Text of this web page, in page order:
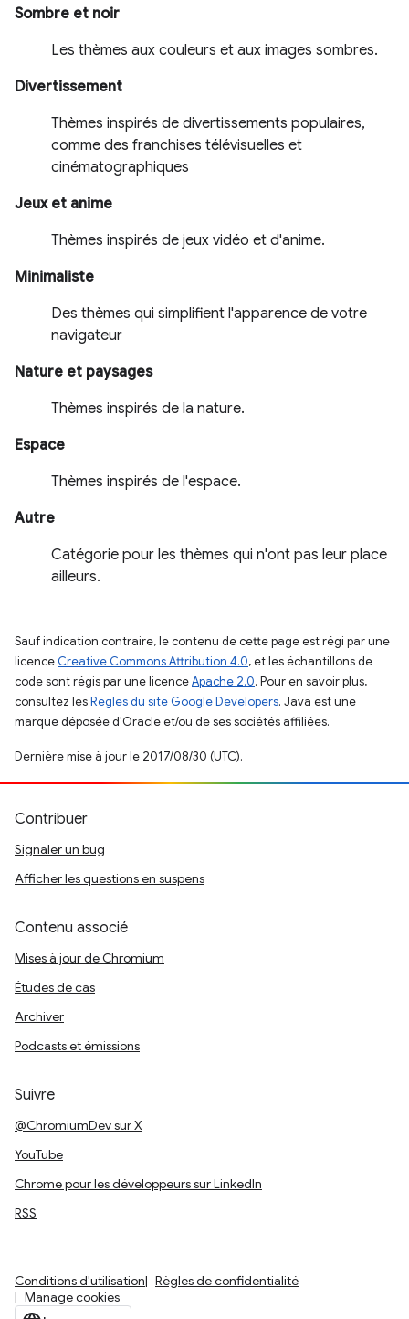
Sombre et noir
Les thèmes aux couleurs et aux images sombres.
Divertissement
Thèmes inspirés de divertissements populaires,
comme des franchises télévisuelles et
cinématographiques
Jeux et anime
Thèmes inspirés de jeux vidéo et d'anime.
Minimaliste
Des thèmes qui simplifient l'apparence de votre
navigateur
Nature et paysages
Thèmes inspirés de la nature.
Espace
Thèmes inspirés de l'espace.
Autre
Catégorie pour les thèmes qui n'ont pas leur place
ailleurs.
Sauf indication contraire, le contenu de cette page est régi par une
licence Creative Commons Attribution 4.0, et les échantillons de
code sont régis par une licenceApache 2.0. Pour en savoir plus,
consultez lesRègles du site Google Developers. Java est une
marque déposée d'Oracle et/ou de ses sociétés affiliées.
Dernière mise à jour le 2017/08/30 (UTC).
Contribuer
Signaler un bug
Afficher les questions en suspens
Contenu associé
Mises à jour de Chromium
Études de cas
Archiver
Podcasts et émissions
Suivre
@ChromiumDev sur X
YouTube
Chrome pour les développeurs sur LinkedIn
RSS
Conditions d'utilisation
Règles de confidentialité
Manage cookies